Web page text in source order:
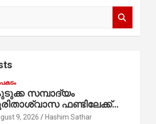
സമ്പാദ്യം
ഫണ്ടിലേക്ക്
ആറാം ക്ലാസ്
9, 2026 Hashim Sathar